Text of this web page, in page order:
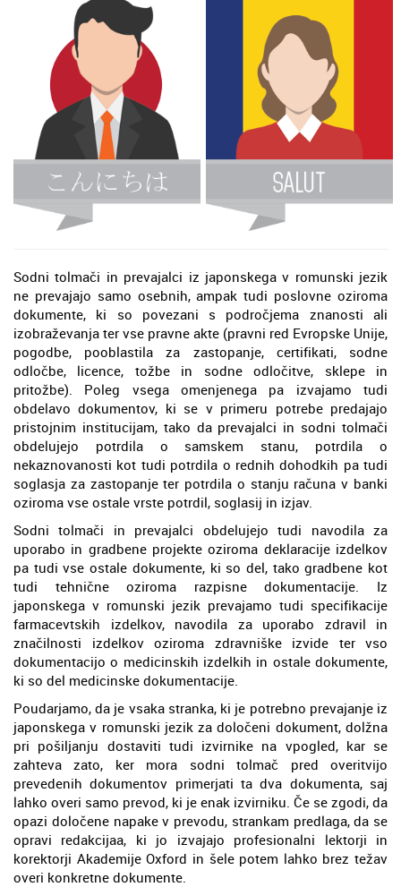
Sodni tolmači in prevajalci iz japonskega v romunski jezik
ne prevajajo samo osebnih, ampak tudi poslovne oziroma
dokumente, ki so povezani s področjema znanosti ali
izobraževanja ter vse pravne akte (pravni red Evropske Unije,
pogodbe, pooblastila za zastopanje, certifikati, sodne
odločbe, licence, tožbe in sodne odločitve, sklepe in
pritožbe). Poleg vsega omenjenega pa izvajamo tudi
obdelavo dokumentov, ki se v primeru potrebe predajajo
pristojnim institucijam, tako da prevajalci in sodni tolmači
obdelujejo potrdila o samskem stanu, potrdila o
nekaznovanosti kot tudi potrdila o rednih dohodkih pa tudi
soglasja za zastopanje ter potrdila o stanju računa v banki
oziroma vse ostale vrste potrdil, soglasij in izjav.
Sodni tolmači in prevajalci obdelujejo tudi navodila za
uporabo in gradbene projekte oziroma deklaracije izdelkov
pa tudi vse ostale dokumente, ki so del, tako gradbene kot
tudi tehnične oziroma razpisne dokumentacije. Iz
japonskega v romunski jezik prevajamo tudi specifikacije
farmacevtskih izdelkov, navodila za uporabo zdravil in
značilnosti izdelkov oziroma zdravniške izvide ter vso
dokumentacijo o medicinskih izdelkih in ostale dokumente,
ki so del medicinske dokumentacije.
Poudarjamo, da je vsaka stranka, ki je potrebno prevajanje iz
japonskega v romunski jezik za določeni dokument, dolžna
pri pošiljanju dostaviti tudi izvirnike na vpogled, kar se
zahteva zato, ker mora sodni tolmač pred overitvijo
prevedenih dokumentov primerjati ta dva dokumenta, saj
lahko overi samo prevod, ki je enak izvirniku. Če se zgodi, da
opazi določene napake v prevodu, strankam predlaga, da se
opravi redakcijaa, ki jo izvajajo profesionalni lektorji in
korektorji Akademije Oxford in šele potem lahko brez težav
overi konkretne dokumente.